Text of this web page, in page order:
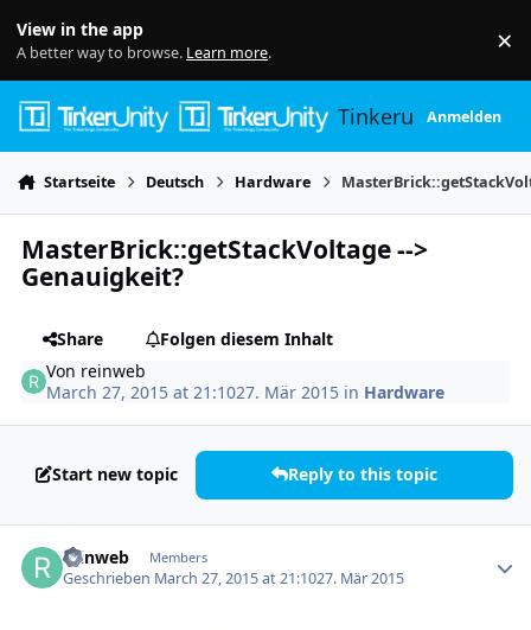
View in the app
A better way to browse. Learn more. ×
TinkerunityAnmelden
Startseite Deutsch Hardware
MasterBrick::getStackVoltage -->
Genauigkeit?
Share
Folgen diesem Inhalt
Von reinweb
March 27, 2015 at 21:1027. Mär 2015 in Hardware
Start new topic Reply to this topic
reinweb Members
Geschrieben March 27, 2015 at 21:1027. Mär 2015